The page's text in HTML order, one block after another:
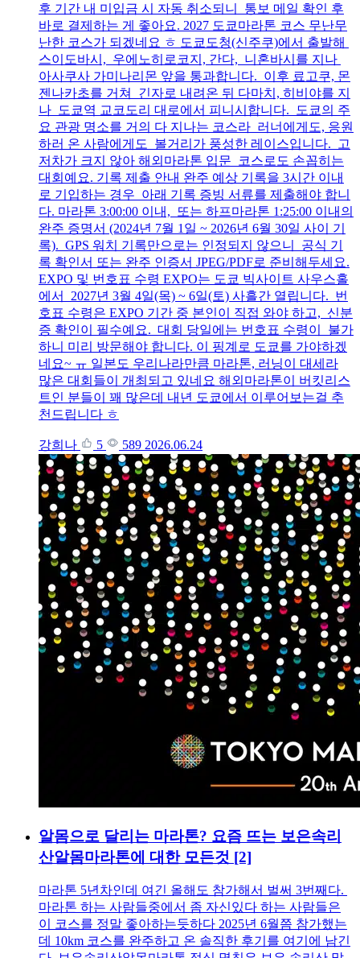
후 기간 내 미입금 시 자동 취소되니 통보 메일 확인 후
바로 결제하는 게 좋아요. 2027 도쿄마라톤 코스 무난무
난한 코스가 되겠네요 ㅎ 도쿄도청(신주쿠)에서 출발해
스이도바시, 우에노히로코지, 간다, 니혼바시를 지나
아사쿠사 가미나리몬 앞을 통과합니다. 이후 료고쿠, 몬
젠나카초를 거쳐 긴자로 내려온 뒤 다마치, 히비야를 지
나 도쿄역 교코도리 대로에서 피니시합니다. 도쿄의 주
요 관광 명소를 거의 다 지나는 코스라 러너에게도, 응원
하러 온 사람에게도 볼거리가 풍성한 레이스입니다. 고
저차가 크지 않아 해외마라톤 입문 코스로도 손꼽히는
대회예요. 기록 제출 안내 완주 예상 기록을 3시간 이내
로 기입하는 경우 아래 기록 증빙 서류를 제출해야 합니
다. 마라톤 3:00:00 이내, 또는 하프마라톤 1:25:00 이내의
완주 증명서 (2024년 7월 1일 ~ 2026년 6월 30일 사이 기
록). GPS 워치 기록만으로는 인정되지 않으니 공식 기
록 확인서 또는 완주 인증서 JPEG/PDF로 준비해두세요.
EXPO 및 번호표 수령 EXPO는 도쿄 빅사이트 사우스홀
에서 2027년 3월 4일(목) ~ 6일(토) 사흘간 열립니다. 번
호표 수령은 EXPO 기간 중 본인이 직접 와야 하고, 신분
증 확인이 필수예요. 대회 당일에는 번호표 수령이 불가
하니 미리 방문해야 합니다. 이 핑계로 도쿄를 가야하겠
네요~ ㅠ 일본도 우리나라만큼 마라톤, 러닝이 대세라
많은 대회들이 개최되고 있네요 해외마라톤이 버킷리스
트인 분들이 꽤 많은데 내년 도쿄에서 이루어보는걸 추
천드립니다 ㅎ
강희나 5 589 2026.06.24
알몸으로 달리는 마라톤? 요즘 뜨는 보은속리
산알몸마라톤에 대한 모든것 [2]
마라톤 5년차인데 여긴 올해도 참가해서 벌써 3번째다.
마라톤 하는 사람들중에서 좀 자신있다 하는 사람들은
이 코스를 정말 좋아하는듯하다 2025년 6월쯤 참가했는
데 10km 코스를 완주하고 온 솔직한 후기를 여기에 남긴